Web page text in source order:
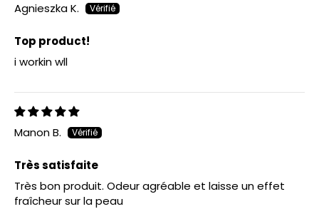
Agnieszka K.
Top product!
i workin wll
Manon B.
Très satisfaite
Très bon produit. Odeur agréable et laisse un effet
fraîcheur sur la peau